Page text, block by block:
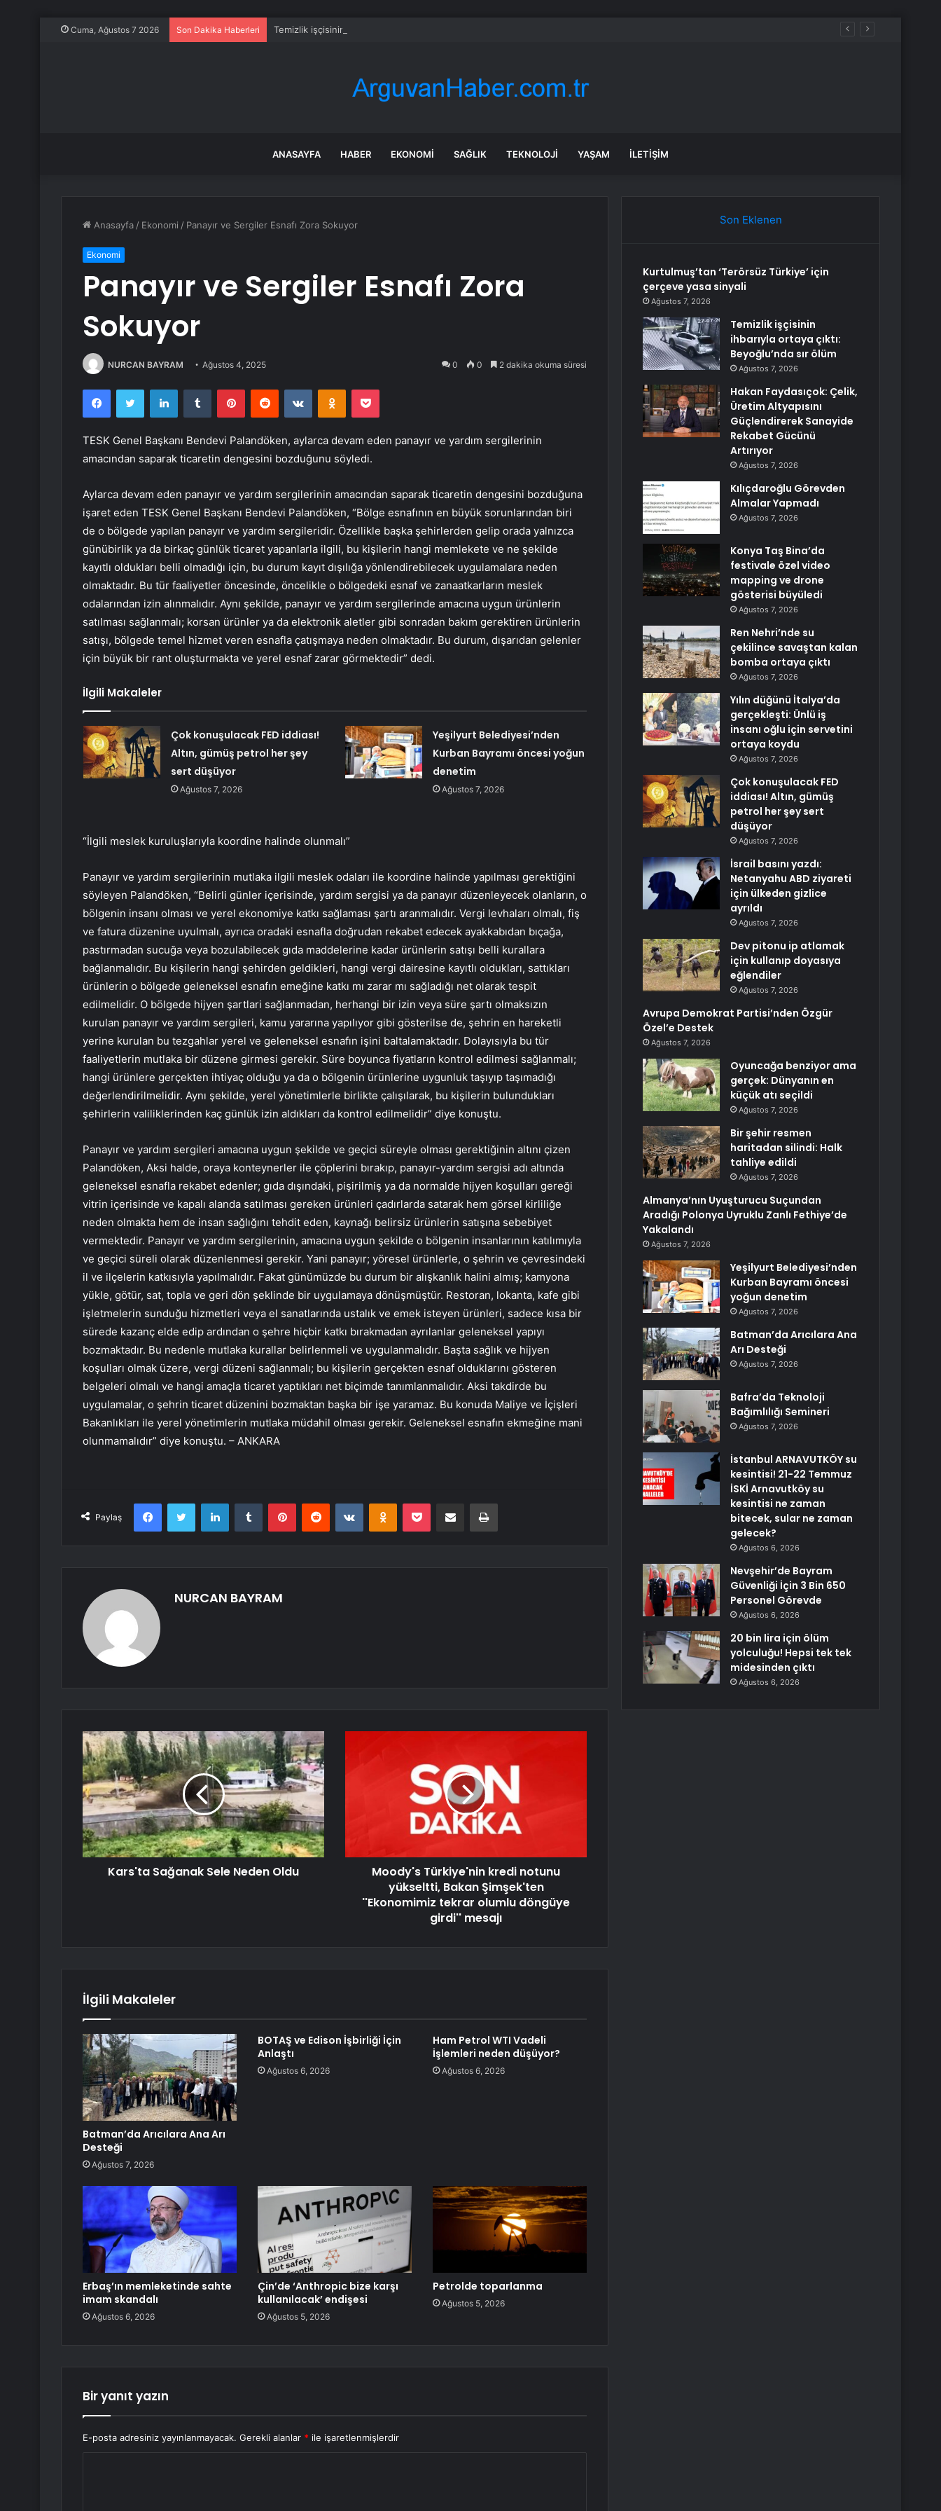
Cuma, Ağustos 7 2026 Son Dakika Haberleri Temizlik işçisinin ihbarıyla ortaya çıktı: Beyoğlu’nda sır ölüm
ANASAYFA HABER EKONOMI SAĞLIK TEKNOLOJI YAŞAM İLETIŞIM
Anasayfa / Ekonomi / Panayır ve Sergiler Esnafı Zora Sokuyor
Ekonomi
Panayır ve Sergiler Esnafı Zora
Sokuyor
NURCAN BAYRAM Ağustos 4, 2025 0 0 2 dakika okuma süresi
FacebookTwitter LinkedInTumblr PinterestReddit VKontakteOdnoklassniki
Pocket
TESK Genel Başkanı Bendevi Palandöken, aylarca devam eden panayır ve yardım sergilerinin
amacından saparak ticaretin dengesini bozduğunu söyledi.
Aylarca devam eden panayır ve yardım sergilerinin amacından saparak ticaretin dengesini bozduğuna
işaret eden TESK Genel Başkanı Bendevi Palandöken, “Bölge esnafının en büyük sorunlarından biri
de o bölgede yapılan panayır ve yardım sergileridir. Özellikle başka şehirlerden gelip orada yalnızca
günübirlik ya da birkaç günlük ticaret yapanlarla ilgili, bu kişilerin hangi memlekete ve ne şekilde
kayıtlı oldukları belli olmadığı için, bu durum kayıt dışılığa yönlendirebilecek uygulamalara neden
olmaktadır. Bu tür faaliyetler öncesinde, öncelikle o bölgedeki esnaf ve zanaatkarların meslek
odalarından izin alınmalıdır. Aynı şekilde, panayır ve yardım sergilerinde amacına uygun ürünlerin
satılması sağlanmalı; korsan ürünler ya da elektronik aletler gibi sonradan bakım gerektiren ürünlerin
satışı, bölgede temel hizmet veren esnafla çatışmaya neden olmaktadır. Bu durum, dışarıdan gelenler
için büyük bir rant oluşturmakta ve yerel esnaf zarar görmektedir” dedi.
İlgili Makaleler
Çok konuşulacak FED iddiası!
Altın, gümüş petrol her şey
sert düşüyor
Ağustos 7, 2026
Yeşilyurt Belediyesi’nden
Kurban Bayramı öncesi yoğun
denetim
Ağustos 7, 2026
“İlgili meslek kuruluşlarıyla koordine halinde olunmalı”
Panayır ve yardım sergilerinin mutlaka ilgili meslek odaları ile koordine halinde yapılması gerektiğini
söyleyen Palandöken, “Belirli günler içerisinde, yardım sergisi ya da panayır düzenleyecek olanların, o
bölgenin insanı olması ve yerel ekonomiye katkı sağlaması şartı aranmalıdır. Vergi levhaları olmalı, fiş
ve fatura düzenine uyulmalı, ayrıca oradaki esnafla doğrudan rekabet edecek ayakkabıdan bıçağa,
pastırmadan sucuğa veya bozulabilecek gıda maddelerine kadar ürünlerin satışı belli kurallara
bağlanmalıdır. Bu kişilerin hangi şehirden geldikleri, hangi vergi dairesine kayıtlı oldukları, sattıkları
ürünlerin o bölgede geleneksel esnafın emeğine katkı mı zarar mı sağladığı net olarak tespit
edilmelidir. O bölgede hijyen şartlari sağlanmadan, herhangi bir izin veya süre şartı olmaksızın
kurulan panayır ve yardım sergileri, kamu yararına yapılıyor gibi gösterilse de, şehrin en hareketli
yerine kurulan bu tezgahlar yerel ve geleneksel esnafın işini baltalamaktadır. Dolayısıyla bu tür
faaliyetlerin mutlaka bir düzene girmesi gerekir. Süre boyunca fiyatların kontrol edilmesi sağlanmalı;
hangi ürünlere gerçekten ihtiyaç olduğu ya da o bölgenin ürünlerine uygunluk taşıyıp taşımadığı
değerlendirilmelidir. Aynı şekilde, yerel yönetimlerle birlikte çalışılarak, bu kişilerin bulundukları
şehirlerin valiliklerinden kaç günlük izin aldıkları da kontrol edilmelidir” diye konuştu.
Panayır ve yardım sergileri amacına uygun şekilde ve geçici süreyle olması gerektiğinin altını çizen
Palandöken, Aksi halde, oraya konteynerler ile çöplerini bırakıp, panayır-yardım sergisi adı altında
geleneksel esnafla rekabet edenler; gıda dışındaki, pişirilmiş ya da normalde hijyen koşulları gereği
vitrin içerisinde ve kapalı alanda satılması gereken ürünleri çadırlarda satarak hem görsel kirliliğe
neden olmakta hem de insan sağlığını tehdit eden, kaynağı belirsiz ürünlerin satışına sebebiyet
vermektedir. Panayır ve yardım sergilerinin, amacına uygun şekilde o bölgenin insanlarının katılımıyla
ve geçici süreli olarak düzenlenmesi gerekir. Yani panayır; yöresel ürünlerle, o şehrin ve çevresindeki
il ve ilçelerin katkısıyla yapılmalıdır. Fakat günümüzde bu durum bir alışkanlık halini almış; kamyona
yükle, götür, sat, topla ve geri dön şeklinde bir uygulamaya dönüşmüştür. Restoran, lokanta, kafe gibi
işletmelerin sunduğu hizmetleri veya el sanatlarında ustalık ve emek isteyen ürünleri, sadece kısa bir
sürede kazanç elde edip ardından o şehre hiçbir katkı bırakmadan ayrılanlar geleneksel yapıyı
bozmaktadır. Bu nedenle mutlaka kurallar belirlenmeli ve uygulanmalıdır. Başta sağlık ve hijyen
koşulları olmak üzere, vergi düzeni sağlanmalı; bu kişilerin gerçekten esnaf olduklarını gösteren
belgeleri olmalı ve hangi amaçla ticaret yaptıkları net biçimde tanımlanmalıdır. Aksi takdirde bu
uygulamalar, o şehrin ticaret düzenini bozmaktan başka bir işe yaramaz. Bu konuda Maliye ve İçişleri
Bakanlıkları ile yerel yönetimlerin mutlaka müdahil olması gerekir. Geleneksel esnafın ekmeğine mani
olunmamalıdır” diye konuştu. – ANKARA
Paylaş
FacebookTwitter LinkedInTumblr PinterestReddit VKontakteOdnoklassniki
Pocket E-Posta ile paylaş Yazdır
NURCAN BAYRAM
Kars'ta Sağanak Sele Neden Oldu
Moody's Türkiye'nin kredi notunu
yükseltti, Bakan Şimşek'ten
''Ekonomimiz tekrar olumlu döngüye
girdi'' mesajı
İlgili Makaleler
Batman’da Arıcılara Ana Arı
Desteği
Ağustos 7, 2026
BOTAŞ ve Edison İşbirliği İçin
Anlaştı
Ağustos 6, 2026
Ham Petrol WTI Vadeli
İşlemleri neden düşüyor?
Ağustos 6, 2026
Erbaş’ın memleketinde sahte
imam skandalı
Ağustos 6, 2026
Çin’de ‘Anthropic bize karşı
kullanılacak’ endişesi
Ağustos 5, 2026
Petrolde toparlanma
Ağustos 5, 2026
Bir yanıt yazın
E-posta adresiniz yayınlanmayacak. Gerekli alanlar * ile işaretlenmişlerdir
Son Eklenen
Kurtulmuş’tan ‘Terörsüz Türkiye’ için
çerçeve yasa sinyali
Ağustos 7, 2026
Temizlik işçisinin
ihbarıyla ortaya çıktı:
Beyoğlu’nda sır ölüm
Ağustos 7, 2026
Hakan Faydasıçok: Çelik,
Üretim Altyapısını
Güçlendirerek Sanayide
Rekabet Gücünü
Artırıyor
Ağustos 7, 2026
Kılıçdaroğlu Görevden
Almalar Yapmadı
Ağustos 7, 2026
Konya Taş Bina’da
festivale özel video
mapping ve drone
gösterisi büyüledi
Ağustos 7, 2026
Ren Nehri’nde su
çekilince savaştan kalan
bomba ortaya çıktı
Ağustos 7, 2026
Yılın düğünü İtalya’da
gerçekleşti: Ünlü iş
insanı oğlu için servetini
ortaya koydu
Ağustos 7, 2026
Çok konuşulacak FED
iddiası! Altın, gümüş
petrol her şey sert
düşüyor
Ağustos 7, 2026
İsrail basını yazdı:
Netanyahu ABD ziyareti
için ülkeden gizlice
ayrıldı
Ağustos 7, 2026
Dev pitonu ip atlamak
için kullanıp doyasıya
eğlendiler
Ağustos 7, 2026
Avrupa Demokrat Partisi’nden Özgür
Özel’e Destek
Ağustos 7, 2026
Oyuncağa benziyor ama
gerçek: Dünyanın en
küçük atı seçildi
Ağustos 7, 2026
Bir şehir resmen
haritadan silindi: Halk
tahliye edildi
Ağustos 7, 2026
Almanya’nın Uyuşturucu Suçundan
Aradığı Polonya Uyruklu Zanlı Fethiye’de
Yakalandı
Ağustos 7, 2026
Yeşilyurt Belediyesi’nden
Kurban Bayramı öncesi
yoğun denetim
Ağustos 7, 2026
Batman’da Arıcılara Ana
Arı Desteği
Ağustos 7, 2026
Bafra’da Teknoloji
Bağımlılığı Semineri
Ağustos 7, 2026
İstanbul ARNAVUTKÖY su
kesintisi! 21-22 Temmuz
İSKİ Arnavutköy su
kesintisi ne zaman
bitecek, sular ne zaman
gelecek?
Ağustos 6, 2026
Nevşehir’de Bayram
Güvenliği İçin 3 Bin 650
Personel Görevde
Ağustos 6, 2026
20 bin lira için ölüm
yolculuğu! Hepsi tek tek
midesinden çıktı
Ağustos 6, 2026